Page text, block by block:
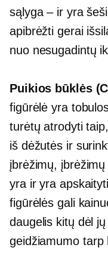
sąlyga – iryra šeši
apibrėžtigerai
nuo nesugadintų
Puikios būklės
figūrėlė yra
turėtų atrodyti
iš dėžutės ir
įbrėžimų,
yra ir yra
figūrėlės gali
daugelis kitų dėl
geidžiamumo tarp